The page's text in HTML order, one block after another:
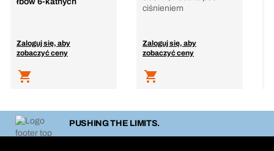
Zaloguj się, aby
zobaczyć ceny
ciśnieniem
Zaloguj się, aby
zobaczyć ceny
PUSHING THE LIMITS.